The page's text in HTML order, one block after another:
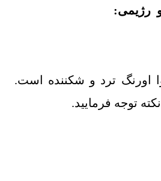
رژیمی:
اورنگ ترد و شکننده است.
توجه فرمایید.